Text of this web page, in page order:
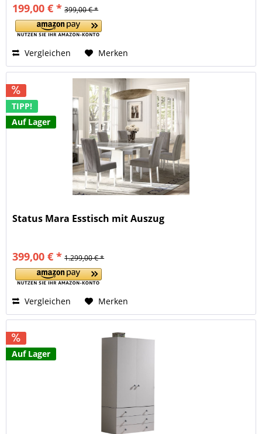
199,00 € * 399,00 € *
Vergleichen Merken
TIPP!
Auf Lager
Status Mara Esstisch mit Auszug
399,00 € * 1.299,00 € *
Vergleichen Merken
Auf Lager